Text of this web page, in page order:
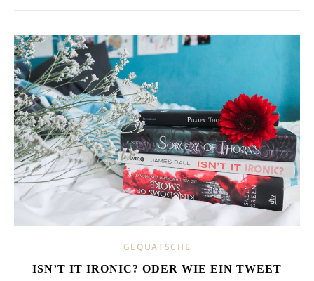
GEQUATSCHE
ISN’T IT IRONIC? ODER WIE EIN TWEET